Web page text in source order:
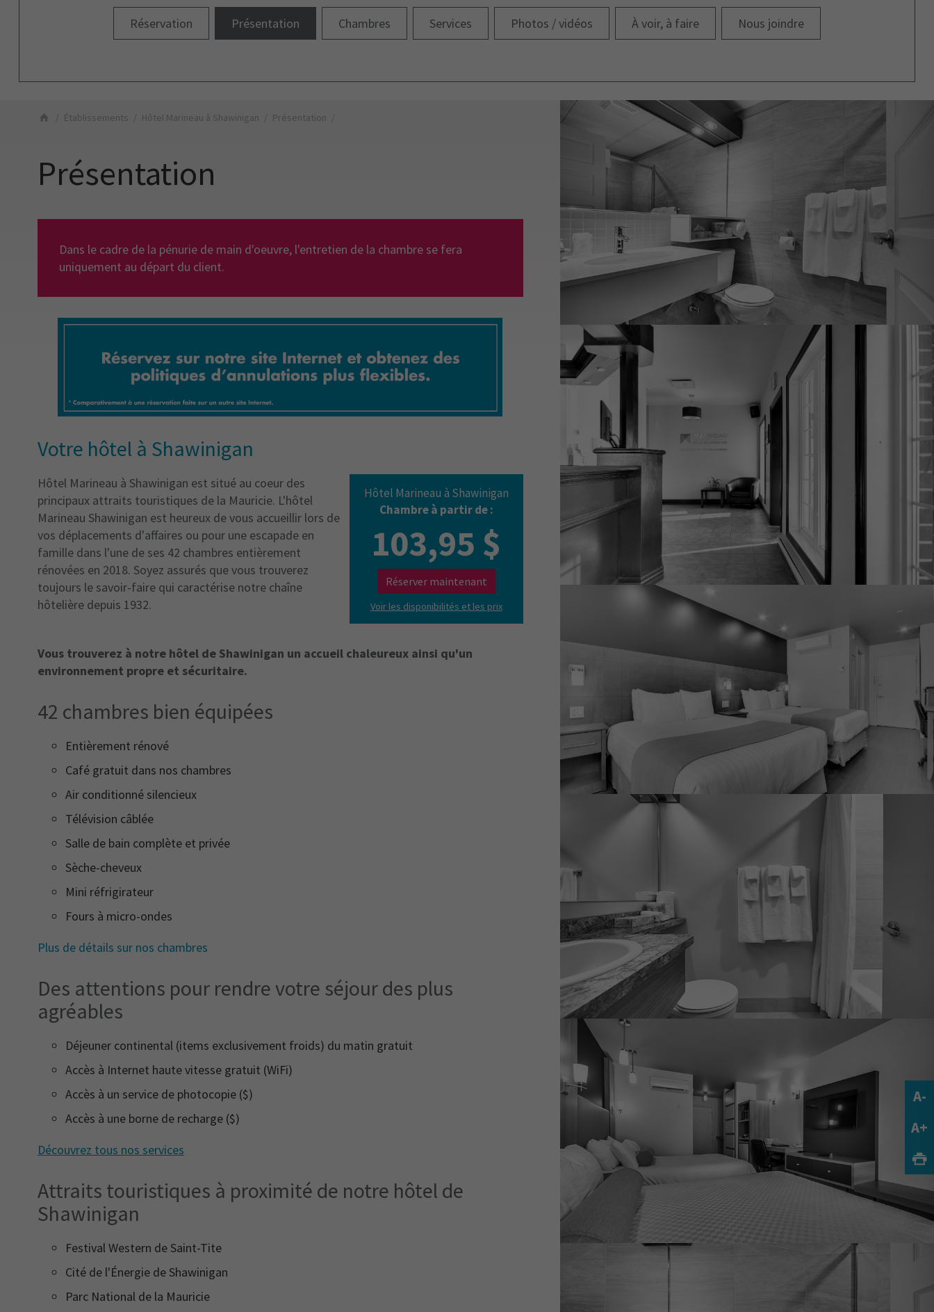
Réservation Présentation Chambres Services Photos / vidéos À voir, à faire Nous joindre
Établissements Hôtel Marineau à Shawinigan Présentation
Présentation
Dans le cadre de la pénurie de main d'oeuvre, l'entretien de la chambre se fera
uniquement au départ du client.
Votre hôtel à Shawinigan
Hôtel Marineau à Shawinigan
Chambre à partir de :
103,95 $
Réserver maintenant
Voir les disponibilités et les prix
Hôtel Marineau à Shawinigan est situé au coeur des
principaux attraits touristiques de la Mauricie. L'hôtel
Marineau Shawinigan est heureux de vous accueillir lors de
vos déplacements d'affaires ou pour une escapade en
famille dans l'une de ses 42 chambres entièrement
rénovées en 2018. Soyez assurés que vous trouverez
toujours le savoir-faire qui caractérise notre chaîne
hôtelière depuis 1932.
Vous trouverez à notre hôtel de Shawinigan un accueil chaleureux ainsi qu'un
environnement propre et sécuritaire.
42 chambres bien équipées
Entièrement rénové
Café gratuit dans nos chambres
Air conditionné silencieux
Télévision câblée
Salle de bain complète et privée
Sèche-cheveux
Mini réfrigirateur
Fours à micro-ondes
Plus de détails sur nos chambres
Des attentions pour rendre votre séjour des plus
agréables
Déjeuner continental (items exclusivement froids) du matin gratuit
Accès à Internet haute vitesse gratuit (WiFi)
Accès à un service de photocopie ($)
Accès à une borne de recharge ($)
Découvrez tous nos services
Attraits touristiques à proximité de notre hôtel de
Shawinigan
Festival Western de Saint-Tite
Cité de l'Énergie de Shawinigan
Parc National de la Mauricie
A-
A+